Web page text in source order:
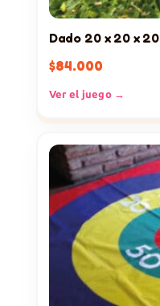
Dado 20 x 20 x 20
$84.000
Ver el juego →